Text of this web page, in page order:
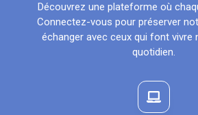
Découvrez une plateforme où
Connectez-vous pour préserver
échanger avec ceux qui font vivre
quotidien.